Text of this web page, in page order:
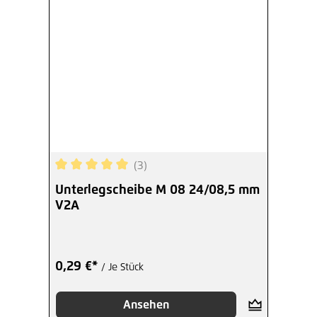
Durchschnittliche Bewertung von 5 von 5
(3)
Unterlegscheibe M 08 24/08,5 mm
V2A
0,29 €* / Je Stück
Ansehen